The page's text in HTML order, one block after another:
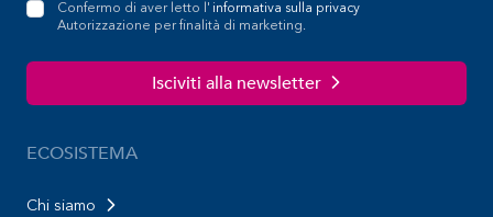
Confermo di aver letto l' informativa sulla privacy
Autorizzazione per finalità di marketing.
Isciviti alla newsletter
ECOSISTEMA
Chi siamo